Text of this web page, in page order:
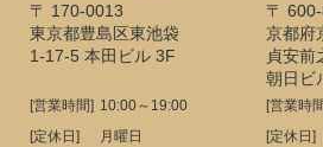
〒 170-0013
東京都豊島区東池袋
1-17-5 本田ビル 3F
[営業時間] 10:00～19:00
[定休日]
月曜日
〒
京都府
貞安前
朝日ビ
[営業時
[定休日]